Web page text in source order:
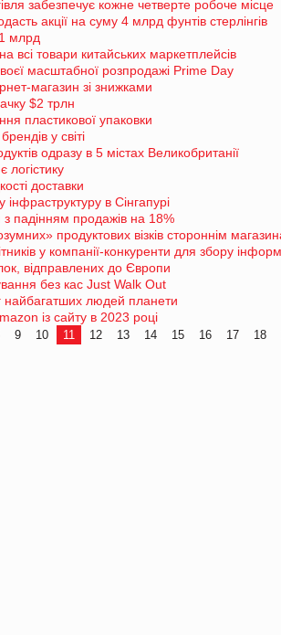
забезпечує кожне четверте робоче місце
акції на суму 4 млрд фунтів стерлінгів
млрд
товари китайських маркетплейсів
масштабної розпродажі Prime Day
магазин зі знижками
$2 трлн
пластикової упаковки
у світі
одразу в 5 містах Великобританії
логістику
доставки
в Сінгапурі
з падінням продажів на 18%
продуктових візків стороннім
у компанії-конкуренти для збору
відправлених до Європи
без кас Just Walk Out
найбагатших людей планети
із сайту в 2023 році
9 10 11 12 13 14 15 16 17 18